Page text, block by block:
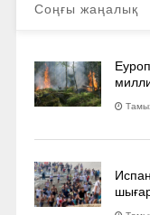
Соңғы жаңалық